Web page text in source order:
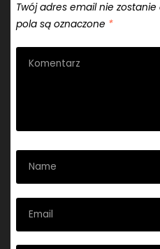
Twój adres email nie
pola są oznaczone *